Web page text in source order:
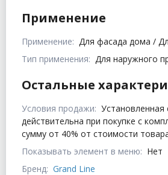
Применение
Применение: Для фасада дома /
Тип применения: Для наружного
Остальные
Условия продажи: Установленная
действительна при покупке с
сумму от 40% от стоимости
Показывать элемент в меню: Нет
Бренд: Grand Line